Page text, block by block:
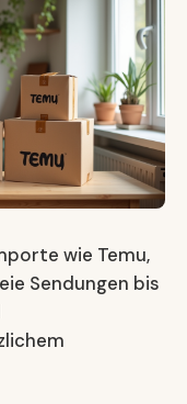
wie Temu,
Sendungen bis